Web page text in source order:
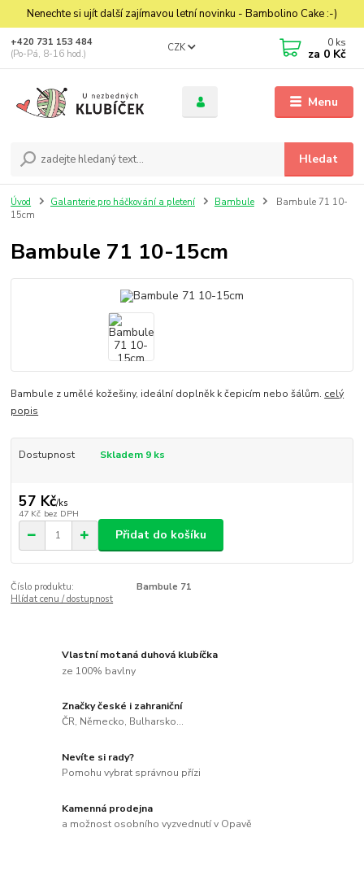
Nenechte si ujít další zajímavou letní novinku - Bambolino Cake :-)
Menu
CZK
Hledat
+420 731 153 484
(Po-Pá, 8-16 hod.)
0 ks
za 0 Kč
Úvod Galanterie pro háčkování a pletení Bambule
Bambule 71 10-
15cm
Bambule 71 10-15cm
Bambule z umělé kožešiny, ideální doplněk k čepicím nebo šálům. celý
popis
Dostupnost Skladem 9 ks
57 Kč/ks
47 Kč bez DPH
Přidat do košíku
Číslo produktu:
Bambule 71
Hlídat cenu / dostupnost
Vlastní motaná duhová klubíčka
ze 100% bavlny
Značky české i zahraniční
ČR, Německo, Bulharsko...
Nevíte si rady?
Pomohu vybrat správnou přízi
Kamenná prodejna
a možnost osobního vyzvednutí v Opavě